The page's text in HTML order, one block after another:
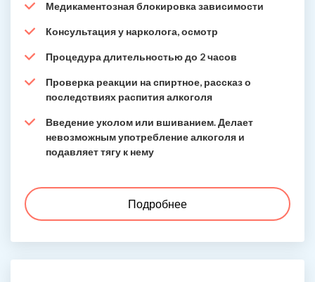
Медикаментозная блокировка зависимости
Консультация у нарколога, осмотр
Процедура длительностью до 2 часов
Проверка реакции на спиртное, рассказ о
последствиях распития алкоголя
Введение уколом или вшиванием. Делает
невозможным употребление алкоголя и
подавляет тягу к нему
Подробнее